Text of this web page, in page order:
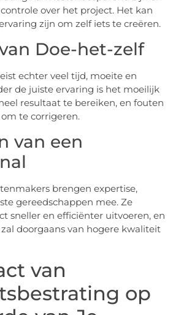
over het project. Het kan
zijn om zelf iets te creëren.
Doe-het-zelf
echter veel tijd, moeite en
de juiste ervaring is het moeilijk
resultaat te bereiken, en fouten
te corrigeren.
van een
brengen expertise,
gereedschappen mee. Ze
sneller en efficiënter uitvoeren, en
doorgaans van hogere kwaliteit
van
op